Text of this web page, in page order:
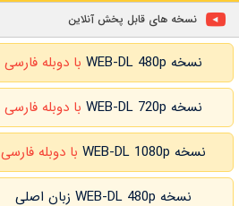
نسخه های قابل پخش آنلاین
نسخه WEB-DL 480p با دوبله فارسی
نسخه WEB-DL 720p با دوبله فارسی
نسخه WEB-DL 1080p با دوبله فارسی
نسخه WEB-DL 480p زبان اصلی